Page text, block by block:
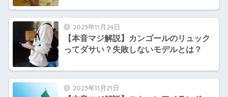
2023年11月24日
【本音マジ解説】カンゴールのリュック
ってダサい？失敗しないモデルとは？
2023年11月21日